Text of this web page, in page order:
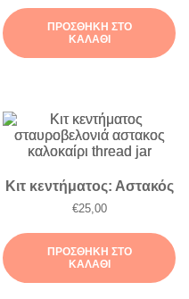
ΠΡΟΣΘΉΚΗ ΣΤΟ
ΚΑΛΆΘΙ
Κιτ κεντήματος: Αστακός
€25,00
ΠΡΟΣΘΉΚΗ ΣΤΟ
ΚΑΛΆΘΙ